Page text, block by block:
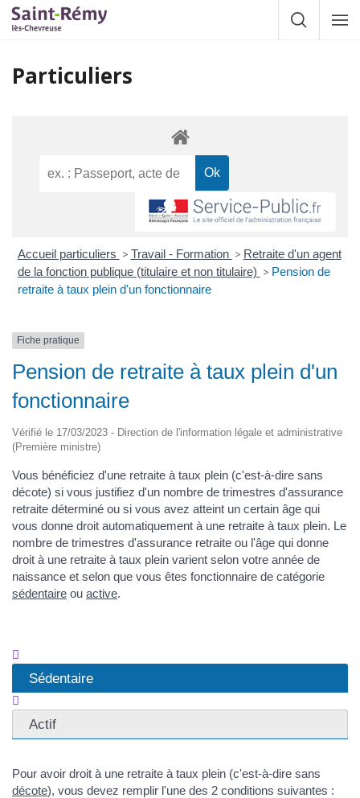
Gestion des traceurs
Afficher la
Particuliers
Accueil particuliers > Travail - Formation > Retraite d'un agent
de la fonction publique (titulaire et non titulaire) > Pension de
retraite à taux plein d'un fonctionnaire
Fiche pratique
Pension de retraite à taux plein d'un
fonctionnaire
Vérifié le 17/03/2023 - Direction de l'information légale et administrative
(Première ministre)
Vous bénéficiez d'une retraite à taux plein (c'est-à-dire sans
décote) si vous justifiez d'un nombre de trimestres d'assurance
retraite déterminé ou si vous avez atteint un certain âge qui
vous donne droit automatiquement à une retraite à taux plein. Le
nombre de trimestres d'assurance retraite ou l'âge qui donne
droit à une retraite à taux plein varient selon votre année de
naissance et selon que vous êtes fonctionnaire de catégorie
sédentaire ou active.
Sédentaire
Actif
Pour avoir droit à une retraite à taux plein (c'est-à-dire sans
décote), vous devez remplir l'une des 2 conditions suivantes :